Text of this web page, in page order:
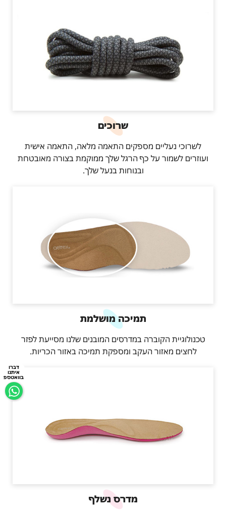
דברו
איתנו
בוואטספ
שרוכים
לשרוכי נעליים מספקים התאמה מלאה, התאמה אישית
ועוזרים לשמור על כף הרגל שלך ממוקמת בצורה מאובטחת
ובנוחות בנעל שלך.
תמיכה מושלמת
טכנולוגיית הקוברה במדרסים המובנים שלנו מסייעת לפזר
לחצים מאזור העקב ומספקת תמיכה באזור הכריות.
מדרס נשלף